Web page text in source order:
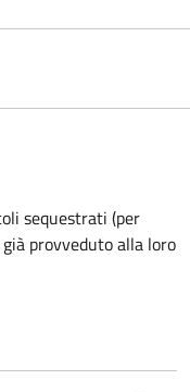
sequestrati (per
provveduto alla loro